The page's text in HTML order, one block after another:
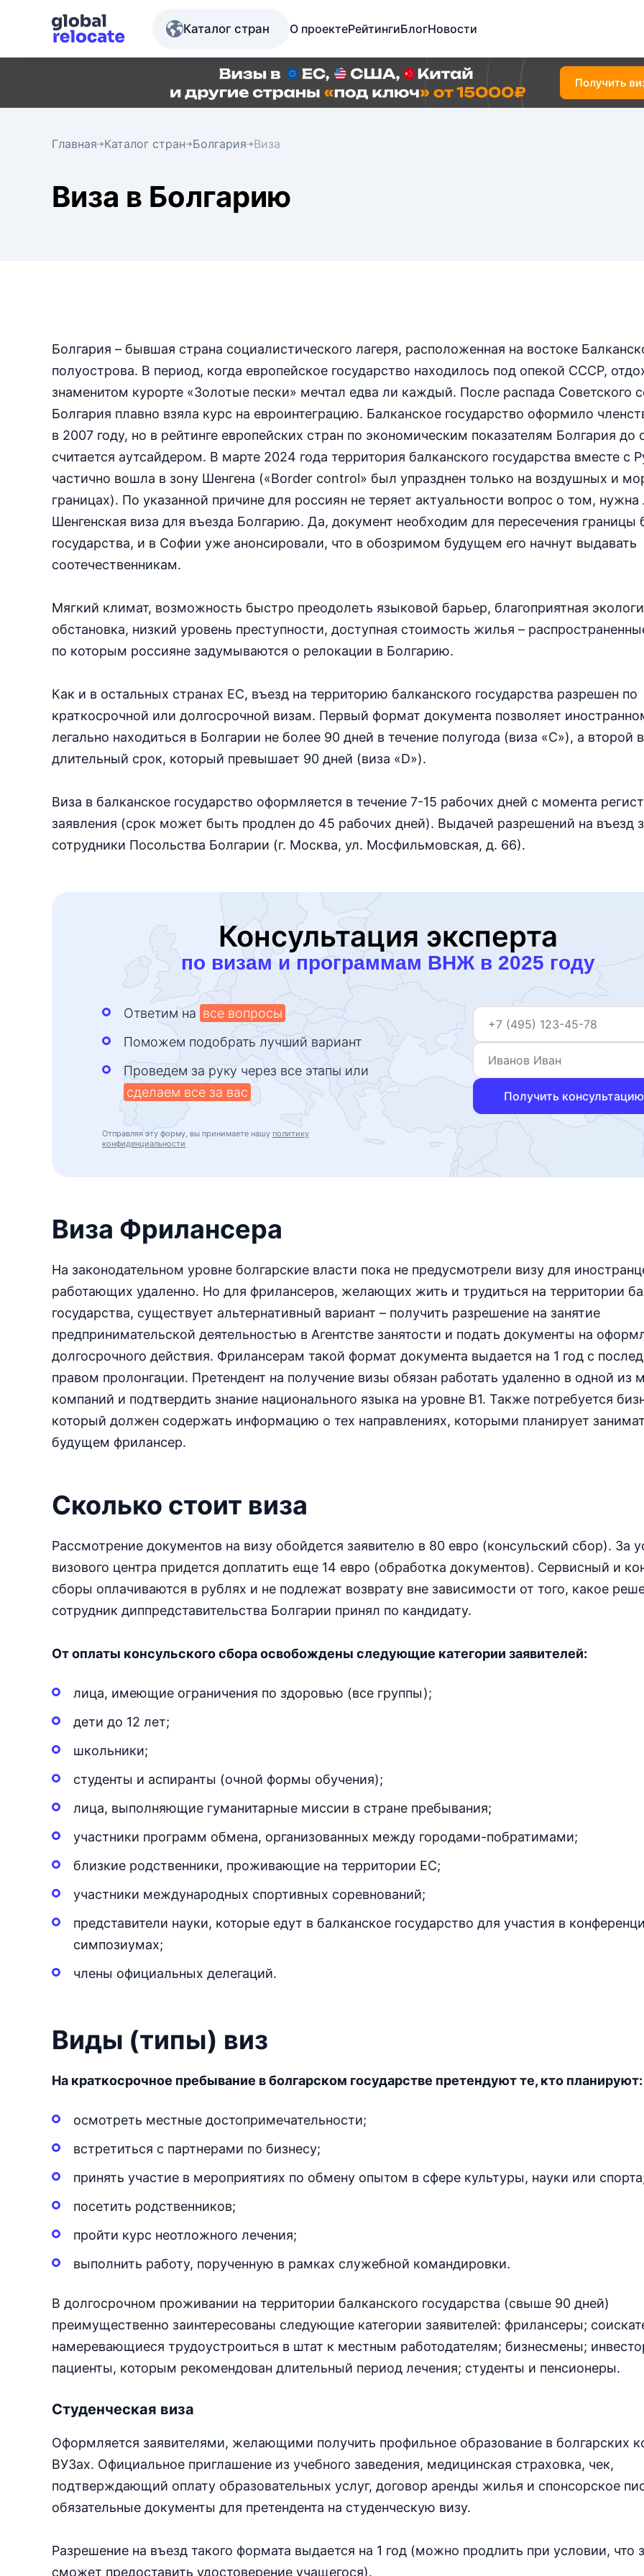
Каталог стран О проектеРейтингиБлогНовости
Главная Каталог стран Болгария Виза
Виза в Болгарию
Болгария – бывшая страна социалистического лагеря, расположенная на востоке
полуострова. В период, когда европейское государство находилось под опекой СССР,
знаменитом курорте «Золотые пески» мечтал едва ли каждый. После распада Советского
Болгария плавно взяла курс на евроинтеграцию. Балканское государство оформило
в 2007 году, но в рейтинге европейских стран по экономическим показателям Болгария до
считается аутсайдером. В марте 2024 года территория балканского государства вместе с
частично вошла в зону Шенгена («Border control» был упразднен только на воздушных и
границах). По указанной причине для россиян не теряет актуальности вопрос о том, нужна
Шенгенская виза для въезда Болгарию. Да, документ необходим для пересечения границы
государства, и в Софии уже анонсировали, что в обозримом будущем его начнут выдавать
соотечественникам.
Мягкий климат, возможность быстро преодолеть языковой барьер, благоприятная
обстановка, низкий уровень преступности, доступная стоимость жилья –
по которым россияне задумываются о релокации в Болгарию.
Как и в остальных странах ЕС, въезд на территорию балканского государства разрешен по
краткосрочной или долгосрочной визам. Первый формат документа позволяет
легально находиться в Болгарии не более 90 дней в течение полугода (виза «С»), а второй
длительный срок, который превышает 90 дней (виза «D»).
Виза в балканское государство оформляется в течение 7-15 рабочих дней с момента
заявления (срок может быть продлен до 45 рабочих дней). Выдачей разрешений на въезд
сотрудники Посольства Болгарии (г. Москва, ул. Мосфильмовская, д. 66).
Консультация эксперта
по визам и программам ВНЖ в 2025 году
Ответим на все вопросы
Поможем подобрать лучший вариант
Проведем за руку через все этапы или
сделаем все за вас
Получить консультацию
Отправляя эту форму, вы принимаете нашу политику
конфиденциальности
Виза Фрилансера
На законодательном уровне болгарские власти пока не предусмотрели визу для
работающих удаленно. Но для фрилансеров, желающих жить и трудиться на территории
государства, существует альтернативный вариант – получить разрешение на занятие
предпринимательской деятельностью в Агентстве занятости и подать документы на
долгосрочного действия. Фрилансерам такой формат документа выдается на 1 год с
правом пролонгации. Претендент на получение визы обязан работать удаленно в одной из
компаний и подтвердить знание национального языка на уровне В1. Также потребуется
который должен содержать информацию о тех направлениях, которыми планирует
будущем фрилансер.
Сколько стоит виза
Рассмотрение документов на визу обойдется заявителю в 80 евро (консульский сбор). За
визового центра придется доплатить еще 14 евро (обработка документов). Сервисный и
сборы оплачиваются в рублях и не подлежат возврату вне зависимости от того, какое
сотрудник диппредставительства Болгарии принял по кандидату.
От оплаты консульского сбора освобождены следующие категории заявителей:
лица, имеющие ограничения по здоровью (все группы);
дети до 12 лет;
школьники;
студенты и аспиранты (очной формы обучения);
лица, выполняющие гуманитарные миссии в стране пребывания;
участники программ обмена, организованных между городами-побратимами;
близкие родственники, проживающие на территории ЕС;
участники международных спортивных соревнований;
представители науки, которые едут в балканское государство для участия в
симпозиумах;
члены официальных делегаций.
Виды (типы) виз
На краткосрочное пребывание в болгарском государстве претендуют те, кто планируют:
осмотреть местные достопримечательности;
встретиться с партнерами по бизнесу;
принять участие в мероприятиях по обмену опытом в сфере культуры, науки или
посетить родственников;
пройти курс неотложного лечения;
выполнить работу, порученную в рамках служебной командировки.
В долгосрочном проживании на территории балканского государства (свыше 90 дней)
преимущественно заинтересованы следующие категории заявителей: фрилансеры;
намеревающиеся трудоустроиться в штат к местным работодателям; бизнесмены;
пациенты, которым рекомендован длительный период лечения; студенты и пенсионеры.
Студенческая виза
Оформляется заявителями, желающими получить профильное образование в болгарских
ВУЗах. Официальное приглашение из учебного заведения, медицинская страховка, чек,
подтверждающий оплату образовательных услуг, договор аренды жилья и спонсорское
обязательные документы для претендента на студенческую визу.
Разрешение на въезд такого формата выдается на 1 год (можно продлить при условии, что
сможет предоставить удостоверение учащегося).